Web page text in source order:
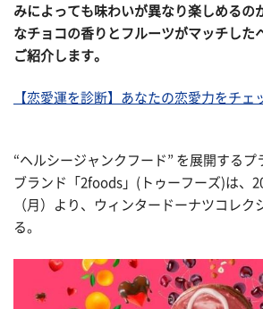
みによっても味わいが異なり楽しめるの
なチョコの香りとフルーツがマッチした
ご紹介します。
【恋愛運を診断】あなたの恋愛力をチェ
“ヘルシージャンクフード” を展開するプ
ブランド「2foods」(トゥーフーズ)は、
（月）より、ウィンタードーナツコレク
る。